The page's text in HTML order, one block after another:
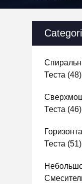
Теста (48)
Теста (46)
Теста (51)